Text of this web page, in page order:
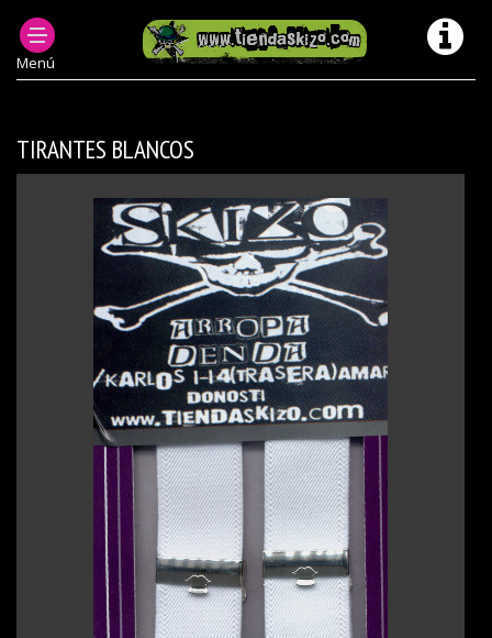
Menú
PRODUCTOS DESCATALOGADOS
ACC TIRANTES MODELOS ANTERIORES/ DESCATALOGADOS
TIRANTES BLANCOS